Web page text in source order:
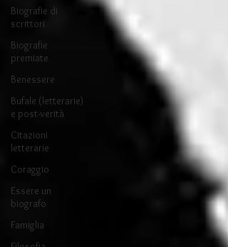
Biografie di
scrittori
Biografie
premiate
Benessere
Bufale (letterarie)
e post-verità
Citazioni
letterarie
Coraggio
Essere un
biografo
Famiglia